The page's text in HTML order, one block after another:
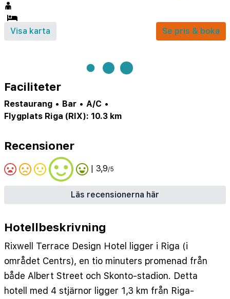
Visa karta Se pris & boka
Faciliteter
Restaurang • Bar • A/C •
Flygplats Riga (RIX): 10.3 km
Recensioner
| 3,9/5
Läs recensionerna här
Hotellbeskrivning
Rixwell Terrace Design Hotel ligger i Riga (i
området Centrs), en tio minuters promenad från
både Albert Street och Skonto-stadion. Detta
hotell med 4 stjärnor ligger 1,3 km från Riga-